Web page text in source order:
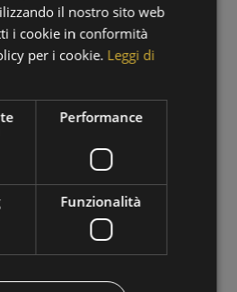
DI ESCURSIONI
- 30/09/2026
il nostro sito web
i cookie in conformità
per i cookie. Leggi di
Performance
Funzionalità